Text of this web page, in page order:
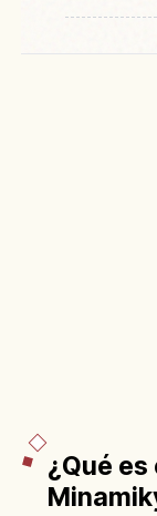
¿Qué